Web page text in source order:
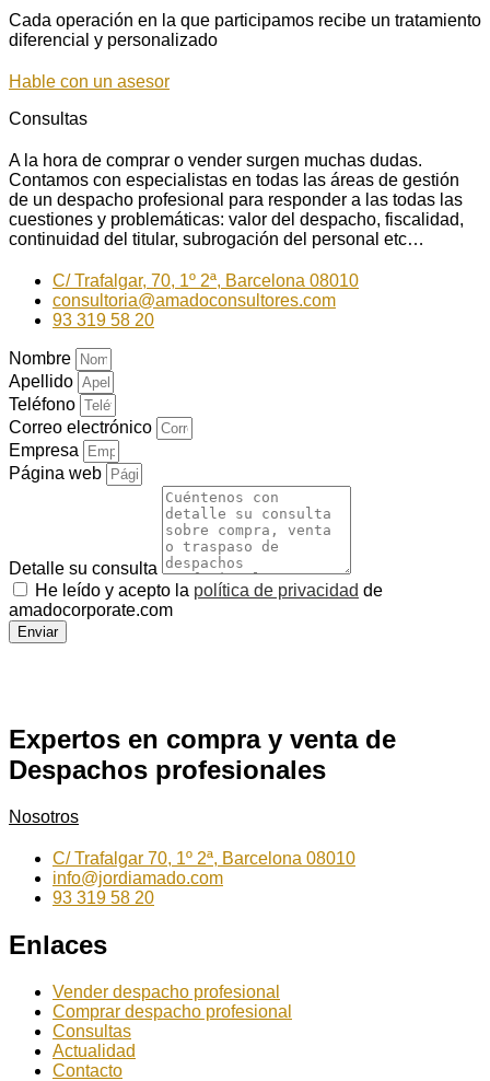
Cada operación en la que participamos recibe un tratamiento
diferencial y personalizado
Hable con un asesor
Consultas
A la hora de comprar o vender surgen muchas dudas.
Contamos con especialistas en todas las áreas de gestión
de un despacho profesional para responder a las todas las
cuestiones y problemáticas: valor del despacho, fiscalidad,
continuidad del titular, subrogación del personal etc…
C/ Trafalgar, 70, 1º 2ª, Barcelona 08010
consultoria@amadoconsultores.com
93 319 58 20
Nombre
Apellido
Teléfono
Correo electrónico
Empresa
Página web
Detalle su consulta
He leído y acepto la política de privacidad de
amadocorporate.com
Enviar
Expertos en compra y venta de
Despachos profesionales
Nosotros
C/ Trafalgar 70, 1º 2ª, Barcelona 08010
info@jordiamado.com
93 319 58 20
Enlaces
Vender despacho profesional
Comprar despacho profesional
Consultas
Actualidad
Contacto